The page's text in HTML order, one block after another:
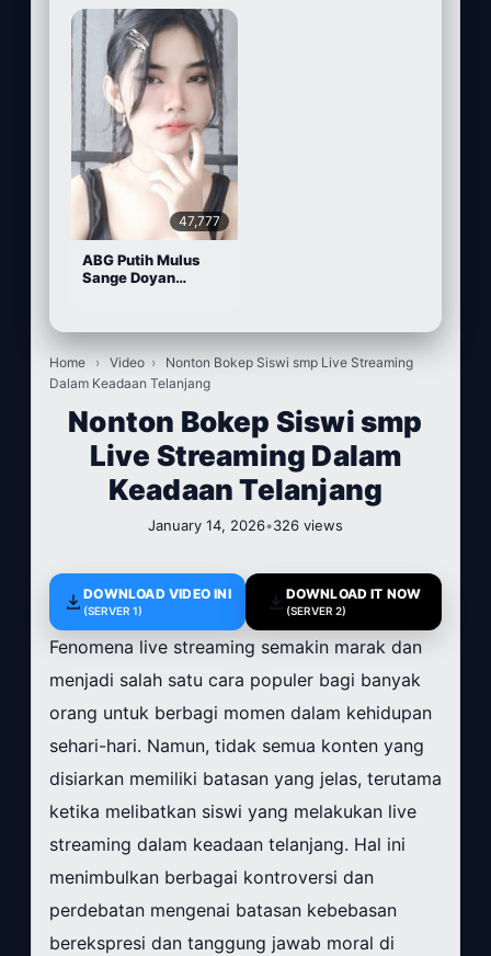
47,777
ABG Putih Mulus
Sange Doyan
Home › Video ›
Nonton Bokep Siswi smp Live Streaming
Dalam Keadaan Telanjang
Nonton Bokep Siswi smp
Live Streaming Dalam
Keadaan Telanjang
January 14, 2026•326 views
DOWNLOAD VIDEO INI
(SERVER 1)
DOWNLOAD IT NOW
(SERVER 2)
Fenomena live streaming semakin marak dan
menjadi salah satu cara populer bagi banyak
orang untuk berbagi momen dalam kehidupan
sehari-hari. Namun, tidak semua konten yang
disiarkan memiliki batasan yang jelas, terutama
ketika melibatkan siswi yang melakukan live
streaming dalam keadaan telanjang. Hal ini
menimbulkan berbagai kontroversi dan
perdebatan mengenai batasan kebebasan
berekspresi dan tanggung jawab moral di